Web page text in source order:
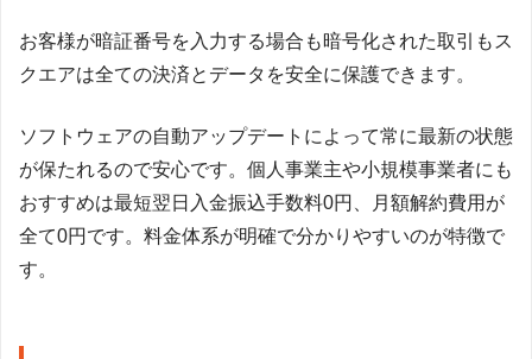
お客様が暗証番号を入力する場合も暗号化された取引もス
クエアは全ての決済とデータを安全に保護できます。
ソフトウェアの自動アップデートによって常に最新の状態
が保たれるので安心です。個人事業主や小規模事業者にも
おすすめは最短翌日入金振込手数料0円、月額解約費用が
全て0円です。料金体系が明確で分かりやすいのが特徴で
す。